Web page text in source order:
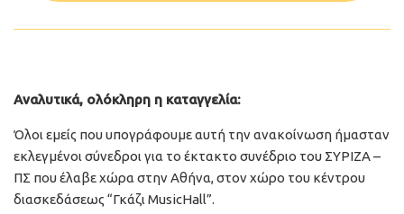
Αναλυτικά, ολόκληρη η καταγγελία:
Όλοι εμείς που υπογράφουμε αυτή την ανακοίνωση ήμασταν
εκλεγμένοι σύνεδροι για το έκτακτο συνέδριο του ΣΥΡΙΖΑ –
ΠΣ που έλαβε χώρα στην Αθήνα, στον χώρο του κέντρου
διασκεδάσεως “Γκάζι MusicHall”.